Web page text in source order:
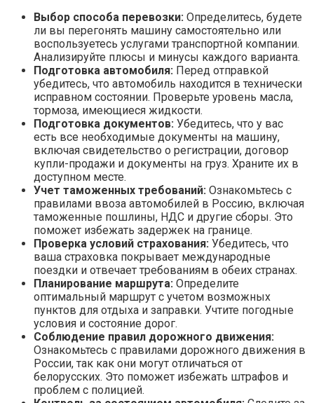
Выбор способа перевозки: Определитесь, будете
ли вы перегонять машину самостоятельно или
воспользуетесь услугами транспортной компании.
Анализируйте плюсы и минусы каждого варианта.
Подготовка автомобиля: Перед отправкой
убедитесь, что автомобиль находится в технически
исправном состоянии. Проверьте уровень масла,
тормоза, имеющиеся жидкости.
Подготовка документов: Убедитесь, что у вас
есть все необходимые документы на машину,
включая свидетельство о регистрации, договор
купли-продажи и документы на груз. Храните их в
доступном месте.
Учет таможенных требований: Ознакомьтесь с
правилами ввоза автомобилей в Россию, включая
таможенные пошлины, НДС и другие сборы. Это
поможет избежать задержек на границе.
Проверка условий страхования: Убедитесь, что
ваша страховка покрывает международные
поездки и отвечает требованиям в обеих странах.
Планирование маршрута: Определите
оптимальный маршрут с учетом возможных
пунктов для отдыха и заправки. Учтите погодные
условия и состояние дорог.
Соблюдение правил дорожного движения:
Ознакомьтесь с правилами дорожного движения в
России, так как они могут отличаться от
белорусских. Это поможет избежать штрафов и
проблем с полицией.